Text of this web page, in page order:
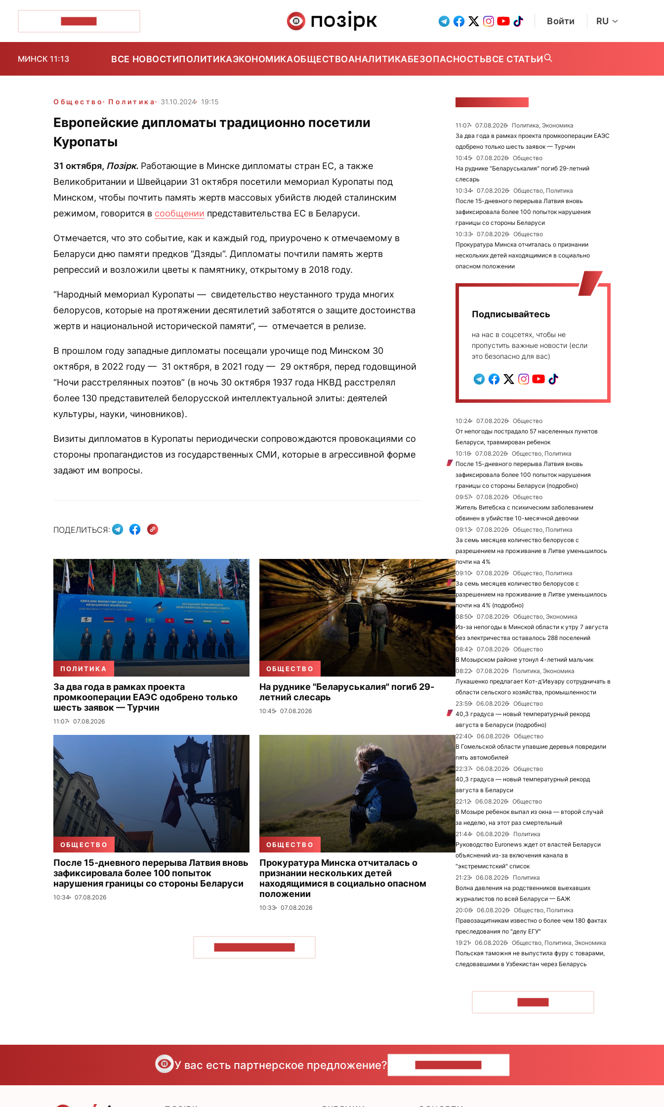
Войти RU
МИНСК 11:13 ВСЕ НОВОСТИПОЛИТИКАЭКОНОМИКАОБЩЕСТВОАНАЛИТИКАБЕЗОПАСНОСТЬВСЕ СТАТЬИ
Общество Политика 31.10.2024 19:15
Европейские дипломаты традиционно посетили
Куропаты
31 октября, Позірк. Работающие в Минске дипломаты стран ЕС, а также
Великобритании и Швейцарии 31 октября посетили мемориал Куропаты под
Минском, чтобы почтить память жертв массовых убийств людей сталинским
режимом, говорится в сообщении представительства ЕС в Беларуси.
Отмечается, что это событие, как и каждый год, приурочено к отмечаемому в
Беларуси дню памяти предков “Дзяды“. Дипломаты почтили память жертв
репрессий и возложили цветы к памятнику, открытому в 2018 году.
“Народный мемориал Куропаты — свидетельство неустанного труда многих
белорусов, которые на протяжении десятилетий заботятся о защите достоинства
жертв и национальной исторической памяти“, — отмечается в релизе.
В прошлом году западные дипломаты посещали урочище под Минском 30
октября, в 2022 году — 31 октября, в 2021 году — 29 октября, перед годовщиной
“Ночи расстрелянных поэтов” (в ночь 30 октября 1937 года НКВД расстрелял
более 130 представителей белорусской интеллектуальной элиты: деятелей
культуры, науки, чиновников).
Визиты дипломатов в Куропаты периодически сопровождаются провокациями со
стороны пропагандистов из государственных СМИ, которые в агрессивной форме
задают им вопросы.
ПОДЕЛИТЬСЯ:
ПОЛИТИКА
За два года в рамках проекта
промкооперации ЕАЭС одобрено только
шесть заявок — Турчин
11:07 07.08.2026
ОБЩЕСТВО
На руднике "Беларуськалия" погиб 29-
летний слесарь
10:45 07.08.2026
ОБЩЕСТВО
После 15-дневного перерыва Латвия вновь
зафиксировала более 100 попыток
нарушения границы со стороны Беларуси
10:34 07.08.2026
ОБЩЕСТВО
Прокуратура Минска отчиталась о
признании нескольких детей
находящимися в социально опасном
положении
10:33 07.08.2026
11:07 07.08.2026
Политика, Экономика
За два года в рамках проекта промкооперации ЕАЭС
одобрено только шесть заявок — Турчин
10:45
07.08.2026
Общество
На руднике "Беларуськалия" погиб 29-летний
слесарь
10:34
07.08.2026
Общество, Политика
После 15-дневного перерыва Латвия вновь
зафиксировала более 100 попыток нарушения
границы со стороны Беларуси
10:33
07.08.2026
Общество
Прокуратура Минска отчиталась о признании
нескольких детей находящимися в социально
опасном положении
Подписывайтесь
на нас в соцсетях, чтобы не
пропустить важные новости (если
это безопасно для вас)
10:24 07.08.2026
Общество
От непогоды пострадало 57 населенных пунктов
Беларуси, травмирован ребенок
10:16
07.08.2026
Общество, Политика
После 15-дневного перерыва Латвия вновь
зафиксировала более 100 попыток нарушения
границы со стороны Беларуси (подробно)
09:57
07.08.2026
Общество
Житель Витебска с психическим заболеванием
обвинен в убийстве 10-месячной девочки
09:13
07.08.2026
Общество, Политика
За семь месяцев количество белорусов с
разрешением на проживание в Литве уменьшилось
почти на 4%
09:10
07.08.2026
Общество, Политика
За семь месяцев количество белорусов с
разрешением на проживание в Литве уменьшилось
почти на 4% (подробно)
08:50
07.08.2026
Общество, Экономика
Из-за непогоды в Минской области к утру 7 августа
без электричества оставалось 288 поселений
08:42
07.08.2026
Общество
В Мозырском районе утонул 4-летний мальчик
08:22
07.08.2026
Политика, Экономика
Лукашенко предлагает Кот-д'Ивуару сотрудничать в
области сельского хозяйства, промышленности
23:59
06.08.2026
Общество
40,3 градуса — новый температурный рекорд
августа в Беларуси (подробно)
22:40
06.08.2026
Общество
В Гомельской области упавшие деревья повредили
пять автомобилей
22:37
06.08.2026
Общество
40,3 градуса — новый температурный рекорд
августа в Беларуси
22:12
06.08.2026
Общество
В Мозыре ребенок выпал из окна — второй случай
за неделю, на этот раз смертельный
21:44
06.08.2026
Политика
Руководство Euronews ждет от властей Беларуси
объяснений из-за включения канала в
"экстремистский" список
21:23
06.08.2026
Политика
Волна давления на родственников выехавших
журналистов по всей Беларуси — БАЖ
20:06
06.08.2026
Общество, Политика
Правозащитникам известно о более чем 180 фактах
преследования по "делу ЕГУ"
19:21
06.08.2026
Общество, Политика, Экономика
Польская таможня не выпустила фуру с товарами,
следовавшими в Узбекистан через Беларусь
У вас есть партнерское предложение?